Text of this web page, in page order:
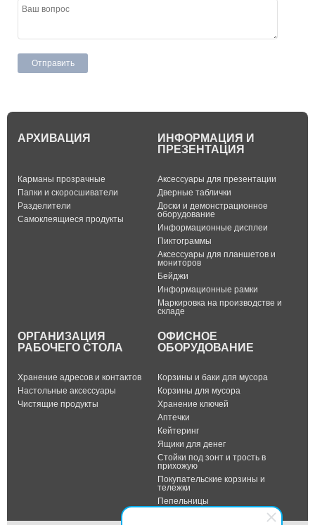
АРХИВАЦИЯ
Карманы прозрачные
Папки и скоросшиватели
Разделители
Самоклеящиеся продукты
ИНФОРМАЦИЯ И
ПРЕЗЕНТАЦИЯ
Аксессуары для презентации
Дверные таблички
Доски и демонстрационное
оборудование
Информационные дисплеи
Пиктограммы
Аксессуары для планшетов и
мониторов
Бейджи
Информационные рамки
Маркировка на производстве и
складе
ОРГАНИЗАЦИЯ
РАБОЧЕГО СТОЛА
Хранение адресов и контактов
Настольные аксессуары
Чистящие продукты
ОФИСНОЕ
ОБОРУДОВАНИЕ
Корзины и баки для мусора
Корзины для мусора
Хранение ключей
Аптечки
Кейтеринг
Ящики для денег
Стойки под зонт и трость в
прихожую
Покупательские корзины и
тележки
Пепельницы